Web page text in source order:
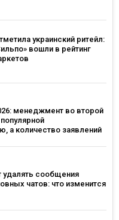
украинский ритейл:
вошли в рейтинг
менеджмент во второй
а количество заявлений
удалять сообщения
чатов: что изменится